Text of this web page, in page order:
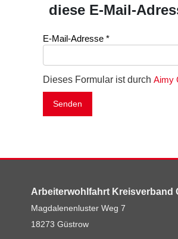
diese E-Mail-
E-Mail-Adresse*
Dieses Formular ist durch Aimy
Senden
Arbeiterwohlfahrt Kreisverband
Magdalenenluster Weg 7
18273 Güstrow